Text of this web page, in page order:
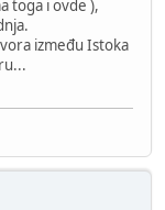
toga i ovde ),
između Istoka